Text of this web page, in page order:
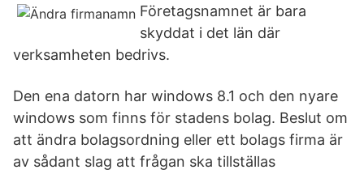
Företagsnamnet är bara
skyddat i det län där
verksamheten bedrivs.
Den ena datorn har windows 8.1 och den nyare
windows som finns för stadens bolag. Beslut om
att ändra bolagsordning eller ett bolags firma är
av sådant slag att frågan ska tillställas